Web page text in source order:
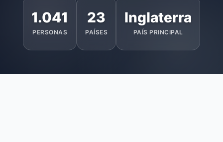
1.041
PERSONAS
23
PAÍSES
Inglaterra
PAÍS PRINCIPAL